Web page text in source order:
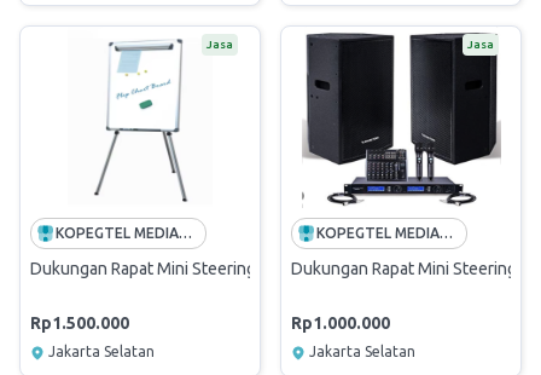
Jasa
KOPEGTEL MEDIATRON
Dukungan Rapat Mini Steering Committee dengan BOD Probis
Rp1.500.000
Jakarta Selatan
Jasa
KOPEGTEL MEDIATRON
Dukungan Rapat Mini Steering
Rp1.000.000
Jakarta Selatan